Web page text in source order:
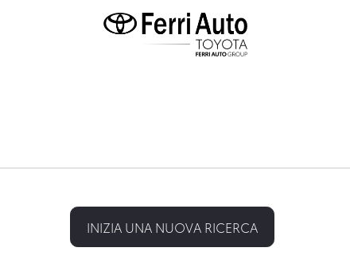
INIZIA UNA NUOVA RICERCA